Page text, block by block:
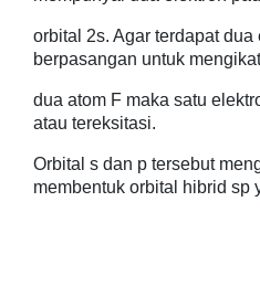
orbital 2s. Agar terdapat
berpasangan untuk mengikat
dua atom F maka satu
atau tereksitasi.
Orbital s dan p tersebut
membentuk orbital hibrid sp